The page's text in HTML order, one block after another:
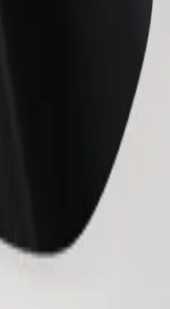
перфектната за вашето пътуване.